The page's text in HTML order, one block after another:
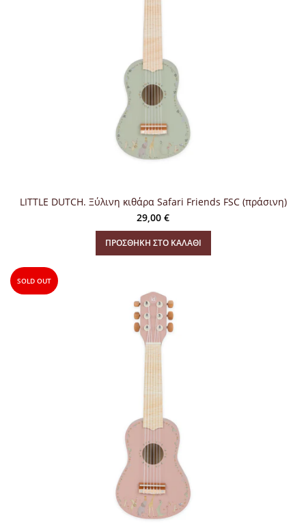
LITTLE DUTCH. Ξύλινη κιθάρα Safari Friends FSC (πράσινη)
29,00 €
ΠΡΟΣΘΉΚΗ ΣΤΟ ΚΑΛΆΘΙ
SOLD OUT